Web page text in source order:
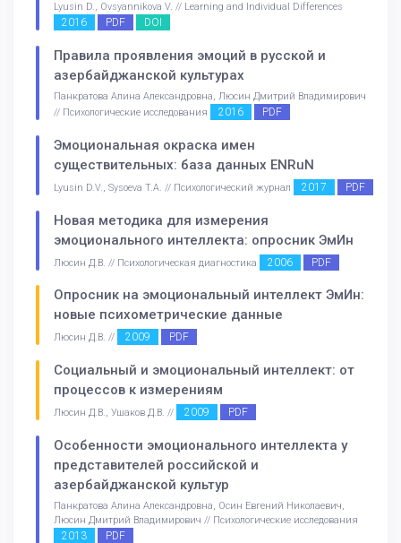
Lyusin D., Ovsyannikova V. // Learning and Individual Differences
2016 PDF DOI
Правила проявления эмоций в русской и
азербайджанской культурах
Панкратова Алина Александровна, Люсин Дмитрий Владимирович
// Психологические исследования
2016 PDF
Эмоциональная окраска имен
существительных: база данных ENRuN
Lyusin D.V., Sysoeva T.A. // Психологический журнал 2017 PDF
Новая методика для измерения
эмоционального интеллекта: опросник ЭмИн
Люсин Д.В. // Психологическая диагностика 2006 PDF
Опросник на эмоциональный интеллект ЭмИн:
новые психометрические данные
Люсин Д.В. // 2009 PDF
Социальный и эмоциональный интеллект: от
процессов к измерениям
Люсин Д.В., Ушаков Д.В. // 2009 PDF
Особенности эмоционального интеллекта у
представителей российской и
азербайджанской культур
Панкратова Алина Александровна, Осин Евгений Николаевич,
Люсин Дмитрий Владимирович // Психологические исследования
2013 PDF